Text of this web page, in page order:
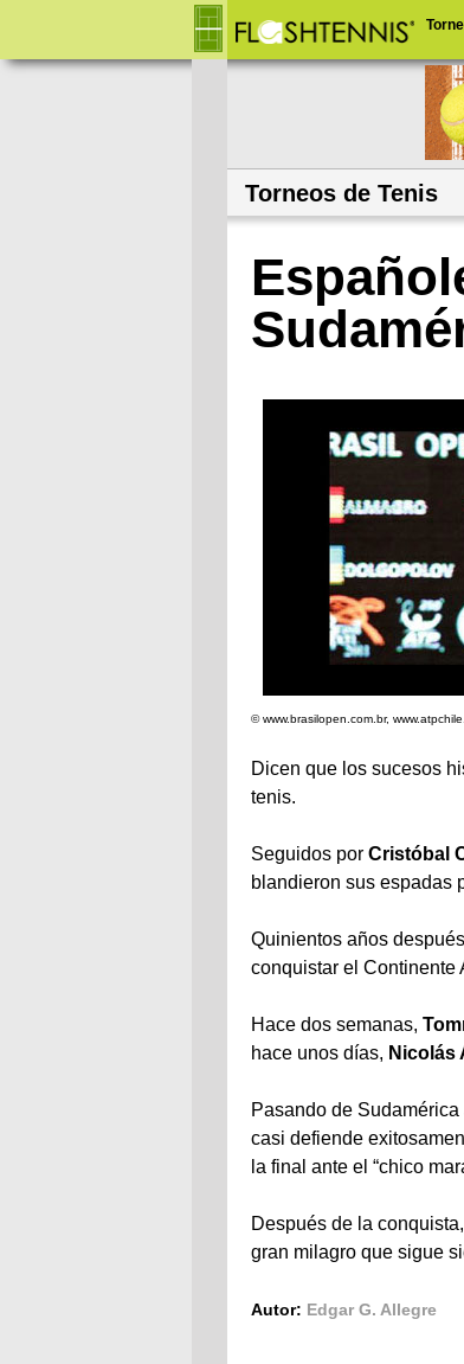
Torneos de Tenis
© www.brasilopen.com.br,
Dicen que los sucesos
tenis.
Seguidos por Cristóbal
blandieron sus espadas
Quinientos años
conquistar el Continente
Hace dos semanas,
hace unos días, Nicolás
Pasando de Sudamérica
casi defiende
la final ante el “chico
Después de la
gran milagro que sigue
Autor: Edgar G. Allegre